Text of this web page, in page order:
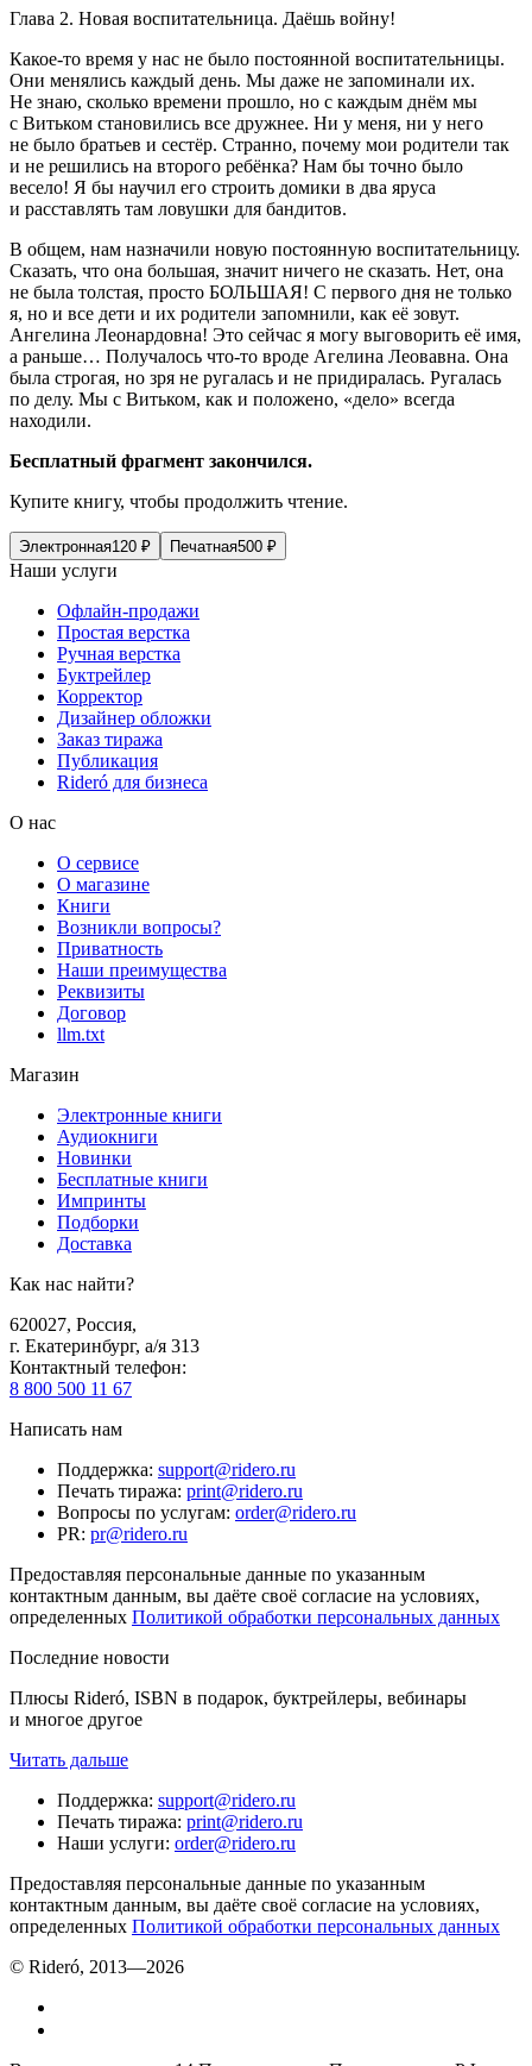
Глава 2. Новая воспитательница. Даёшь войну!
Какое-то время у нас не было постоянной воспитательницы.
Они менялись каждый день. Мы даже не запоминали их.
Не знаю, сколько времени прошло, но с каждым днём мы
с Витьком становились все дружнее. Ни у меня, ни у него
не было братьев и сестёр. Странно, почему мои родители так
и не решились на второго ребёнка? Нам бы точно было
весело! Я бы научил его строить домики в два яруса
и расставлять там ловушки для бандитов.
В общем, нам назначили новую постоянную воспитательницу.
Сказать, что она большая, значит ничего не сказать. Нет, она
не была толстая, просто БОЛЬШАЯ! С первого дня не только
я, но и все дети и их родители запомнили, как её зовут.
Ангелина Леонардовна! Это сейчас я могу выговорить её имя,
а раньше… Получалось что-то вроде Агелина Леовавна. Она
была строгая, но зря не ругалась и не придиралась. Ругалась
по делу. Мы с Витьком, как и положено, «дело» всегда
находили.
Бесплатный фрагмент закончился.
Купите книгу, чтобы продолжить чтение.
Электронная120 ₽ Печатная500 ₽
Наши услуги
Офлайн-продажи
Простая верстка
Ручная верстка
Буктрейлер
Корректор
Дизайнер обложки
Заказ тиража
Публикация
Rideró для бизнеса
О нас
О сервисе
О магазине
Книги
Возникли вопросы?
Приватность
Наши преимущества
Реквизиты
Договор
llm.txt
Магазин
Электронные книги
Аудиокниги
Новинки
Бесплатные книги
Импринты
Подборки
Доставка
Как нас найти?
620027, Россия,
г. Екатеринбург, а/я 313
Контактный телефон:
8 800 500 11 67
Написать нам
Поддержка: support@ridero.ru
Печать тиража: print@ridero.ru
Вопросы по услугам: order@ridero.ru
PR: pr@ridero.ru
Предоставляя персональные данные по указанным
контактным данным, вы даёте своё согласие на условиях,
определенных Политикой обработки персональных данных
Последние новости
Плюсы Rideró, ISBN в подарок, буктрейлеры, вебинары
и многое другое
Читать дальше
Поддержка: support@ridero.ru
Печать тиража: print@ridero.ru
Наши услуги: order@ridero.ru
Предоставляя персональные данные по указанным
контактным данным, вы даёте своё согласие на условиях,
определенных Политикой обработки персональных данных
© Rideró, 2013—2026